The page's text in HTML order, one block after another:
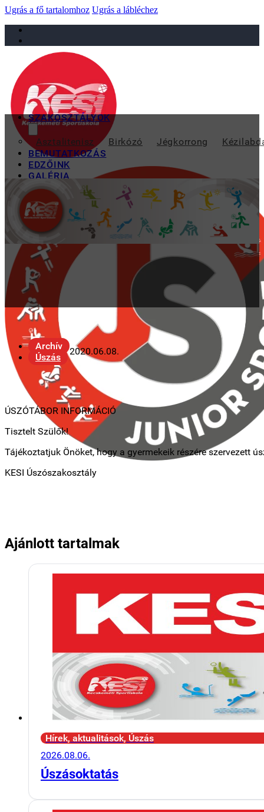
Ugrás a fő tartalomhoz Ugrás a lábléchez
sportiskola@juniorsportkft.hu
SZAKOSZTÁLYOK
Asztalitenisz Birkózó Jégkorrong
BEMUTATKOZÁS
EDZŐINK
GALÉRIA
TAO
KAPCSOLAT
Archív
Úszás
2020.06.08.
ÚSZÓTÁBOR INFORMÁCIÓ
Tisztelt Szülők!
Tájékoztatjuk Önöket, hogy a gyermekeik részére szervezett
KESI Úszószakosztály
Ajánlott tartalmak
Hírek, aktualitások, Úszás
2026.08.06.
Úszásoktatás